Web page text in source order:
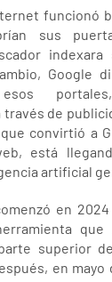
funcionó
sus
indexara
Google
esos
través de
convirtió a
está
artificial
en
que
superior
en mayo